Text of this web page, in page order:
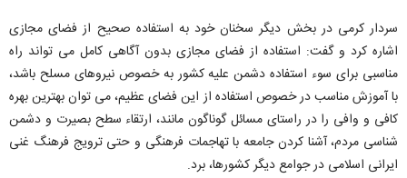
سردار کرمی در بخش دیگر سخنان خود به استفاده صحیح از فضای مجازی
اشاره کرد و گفت: استفاده از فضای مجازی بدون آگاهی کامل می تواند راه
مناسبی برای سوء استفاده دشمن علیه کشور به خصوص نیروهای مسلح باشد،
با آموزش مناسب در خصوص استفاده از این فضای عظیم، می توان بهترین بهره
کافی و وافی را در راستای مسائل گوناگون مانند، ارتقاء سطح بصیرت و دشمن
شناسی مردم، آشنا کردن جامعه با تهاجمات فرهنگی و حتی ترویج فرهنگ غنی
ایرانی اسلامی در جوامع دیگر کشورها، برد.